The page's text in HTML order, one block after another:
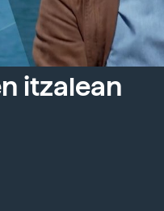
itzalean